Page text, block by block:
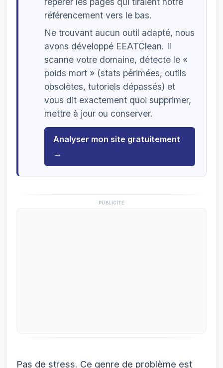
référencement vers le bas.
Ne trouvant aucun outil adapté, nous
avons développé EEATClean. Il
scanne votre domaine, détecte le «
poids mort » (stats périmées, outils
obsolètes, tutoriels dépassés) et
vous dit exactement quoi supprimer,
mettre à jour ou conserver.
Analyser mon site gratuitement
→
PUBLICITÉ
Pas de stress. Ce genre de problème est